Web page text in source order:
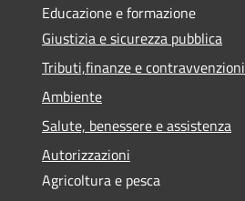
Educazione e formazione
Giustizia e sicurezza pubblica
Tributi,finanze e contravvenzioni
Ambiente
Salute, benessere e assistenza
Autorizzazioni
Agricoltura e pesca